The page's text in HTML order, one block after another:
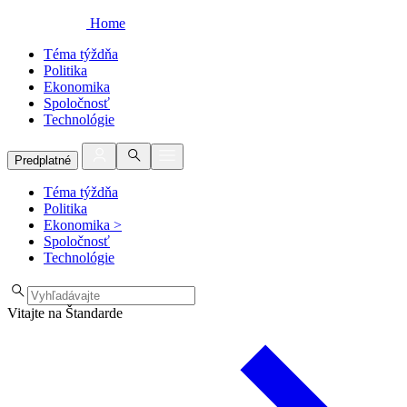
Home
Téma týždňa
Politika
Ekonomika
Spoločnosť
Technológie
Predplatné
Téma týždňa
Politika
Ekonomika >
Spoločnosť
Technológie
Vitajte na Štandarde